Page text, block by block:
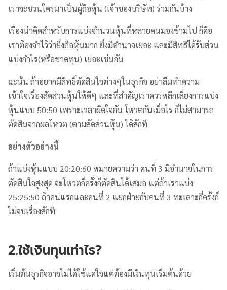
เราจะชวนใครมาเป็นผู้ถือหุ้น (เจ้าของบริษัท) ร่วมกันบ้าง
เรื่องน่าคิดสำหรับการแบ่งจำนวนหุ้นที่หลายคนมองข้ามไป ก็คือ
เราต้องจำไว้ว่ายิ่งถือหุ้นมาก ยิ่งมีอำนาจเยอะ และมีสิทธิได้รับส่วน
แบ่งกำไร(หรือขาดทุน) เยอะเช่นกัน
ฉะนั้น ถ้าอยากมีสิทธิ์ตัดสินใจต่างๆในธุรกิจ อย่าลืมทำความ
เข้าใจเรื่องสัดส่วนหุ้นให้ดีๆ และที่สำคัญเราควรหลีกเลี่ยงการแบ่ง
หุ้นแบบ 50:50 เพราะเวลาผิดใจกัน โหวตกันเมื่อไร ก็ไม่สามารถ
ตัดสินจากผลโหวต (ตามสัดส่วนหุ้น) ได้สักที
อย่างตัวอย่างนี้
ถ้าแบ่งหุ้นแบบ 20:20:60 หมายความว่า คนที่ 3 มีอำนาจในการ
ตัดสินใจสูงสุด จะโหวตกี่ครั้งก็ตัดสินได้เสมอ แต่ถ้าเราแบ่ง
25:25:50 ถ้าคนแรกและคนที่ 2 แยกฝ่ายกับคนที่ 3 ทะเลาะกี่ครั้งก็
ไม่จบเรื่องสักที
2.ใช้เงินทุนเท่าไร?
เริ่มต้นธุรกิจอาจไม่ได้ใช้แค่ใจแต่ต้องมีเงินทุนเริ่มต้นด้วย